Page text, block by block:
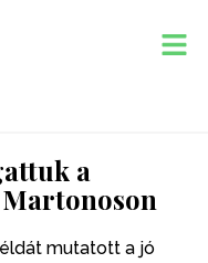
a
mutatott a jó